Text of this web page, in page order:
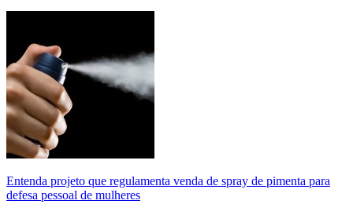
Entenda projeto que regulamenta venda de spray de pimenta para
defesa pessoal de mulheres